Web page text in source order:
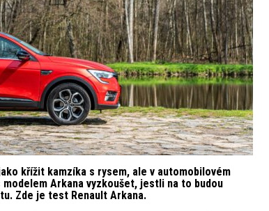
křížit kamzíka s rysem, ale v automobilovém
Arkana vyzkoušet, jestli na to budou
Zde je test Renault Arkana.